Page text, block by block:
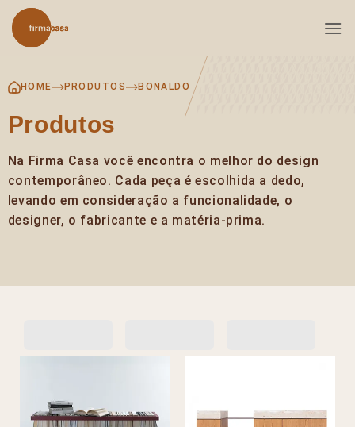
Skip
to
content
Produtos
Na Firma Casa você encontra o melhor do design
contemporâneo. Cada peça é escolhida a dedo,
levando em consideração a funcionalidade, o
designer, o fabricante e a matéria-prima.
HOME PRODUTOS BONALDO